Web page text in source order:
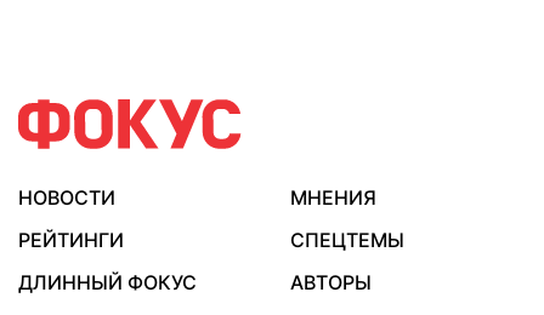
НОВОСТИ
МНЕНИЯ
РЕЙТИНГИ
СПЕЦТЕМЫ
ДЛИННЫЙ ФОКУС
АВТОРЫ